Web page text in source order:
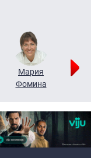
Мария
Фомина